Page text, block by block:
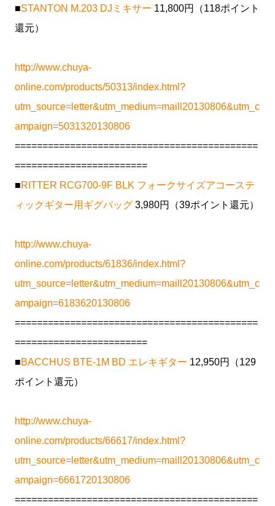
■STANTON M.203 DJミキサー 11,800円（118ポイント
還元）
http://www.chuya-
online.com/products/50313/index.html?
utm_source=letter&utm_medium=maill20130806&utm_c
ampaign=5031320130806
============================================
========================
■RITTER RCG700-9F BLK フォークサイズアコーステ
ィックギター用ギグバッグ 3,980円（39ポイント還元）
http://www.chuya-
online.com/products/61836/index.html?
utm_source=letter&utm_medium=maill20130806&utm_c
ampaign=6183620130806
============================================
========================
■BACCHUS BTE-1M BD エレキギター 12,950円（129
ポイント還元）
http://www.chuya-
online.com/products/66617/index.html?
utm_source=letter&utm_medium=maill20130806&utm_c
ampaign=6661720130806
============================================